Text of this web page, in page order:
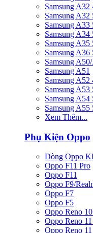
Samsung A32
Samsung A32
Samsung A33
Samsung A34
Samsung A35
Samsung A36
Samsung
Samsung A51
Samsung
Samsung A53
Samsung A54
Samsung A55
Xem Thêm...
Phụ Kiện Oppo
Dòng Oppo
Oppo F11 Pro
Oppo F11
Oppo F9/
Oppo F7
Oppo F5
Oppo Reno
Oppo Reno
Oppo Reno